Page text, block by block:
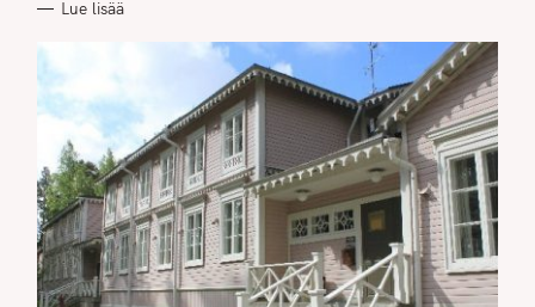
I
Lue lisää